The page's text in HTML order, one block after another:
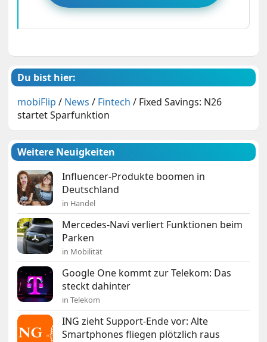
Du bist hier:
mobiFlip / News / Fintech / Fixed Savings: N26
startet Sparfunktion
Weitere Neuigkeiten
Influencer-Produkte boomen in
Deutschland
in Handel
Mercedes-Navi verliert Funktionen beim
Parken
in Mobilität
Google One kommt zur Telekom: Das
steckt dahinter
in Telekom
ING zieht Support-Ende vor: Alte
Smartphones fliegen plötzlich raus